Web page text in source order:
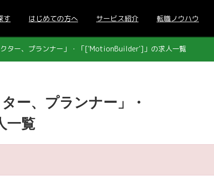
す はじめての方へ サービス紹介 転職ノウハウ
クター、プランナー」・「['MotionBuilder']」の求人一覧
ー、プランナー」・
一覧